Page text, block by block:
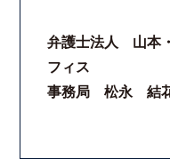
弁護士法人 山本
フィス
事務局 松永 結